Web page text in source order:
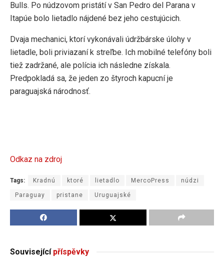
Bulls. Po núdzovom pristátí v San Pedro del Parana v
Itapúe bolo lietadlo nájdené bez jeho cestujúcich.
Dvaja mechanici, ktorí vykonávali údržbárske úlohy v
lietadle, boli priviazaní k streľbe. Ich mobilné telefóny boli
tiež zadržané, ale polícia ich následne získala.
Predpokladá sa, že jeden zo štyroch kapucní je
paraguajská národnosť.
Odkaz na zdroj
Tags: Kradnú ktoré lietadlo MercoPress núdzi
Paraguay pristane Uruguajské
Souvisejícípříspěvky